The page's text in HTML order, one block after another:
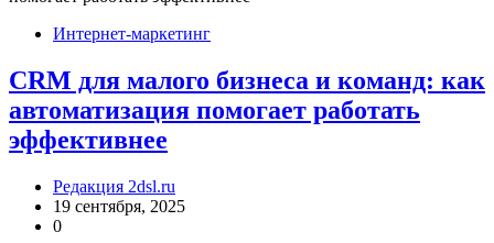
Интернет-маркетинг
CRM для малого бизнеса и команд: как
автоматизация помогает работать
эффективнее
Редакция 2dsl.ru
19 сентября, 2025
0